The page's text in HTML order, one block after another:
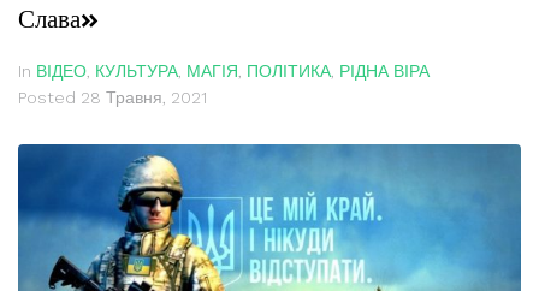
Слава»
In ВІДЕО КУЛЬТУРА МАГІЯ ПОЛІТИКА РІДНА ВІРА
Posted 28 Травня, 2021